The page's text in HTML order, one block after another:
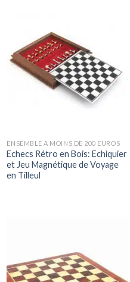
ENSEMBLE À MOINS DE 200 EUROS
Echecs Rétro en Bois: Echiquier
et Jeu Magnétique de Voyage
en Tilleul